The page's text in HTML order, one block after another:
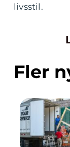
livsstil.
Fler